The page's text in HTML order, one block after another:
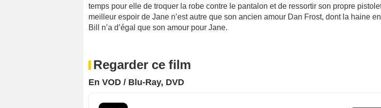
temps pour elle de troquer la robe contre le pantalon et de ressortir son propre
meilleur espoir de Jane n’est autre que son ancien amour Dan Frost, dont la haine
Bill n’a d’égal que son amour pour Jane.
Regarder ce film
En VOD / Blu-Ray, DVD